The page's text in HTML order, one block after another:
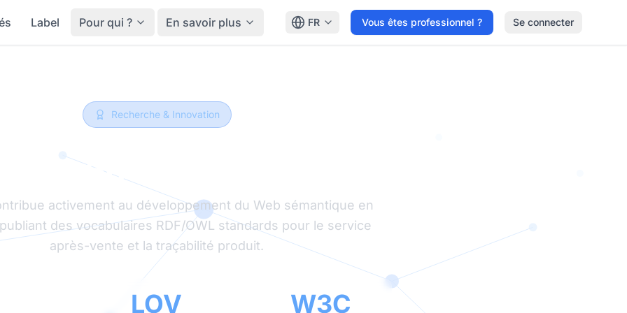
Label Pour qui ? En savoir plus FR Vous êtes professionnel ? Se connecter
Recherche & Innovation
en Web Sémantique
activement au développement du Web sémantique en
des vocabulaires RDF/OWL standards pour le service
après-vente et la traçabilité produit.
LOV W3C